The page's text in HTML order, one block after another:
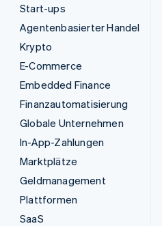
Start-ups
Agentenbasierter Handel
Krypto
E-Commerce
Embedded Finance
Finanzautomatisierung
Globale Unternehmen
In-App-Zahlungen
Marktplätze
Geldmanagement
Plattformen
SaaS